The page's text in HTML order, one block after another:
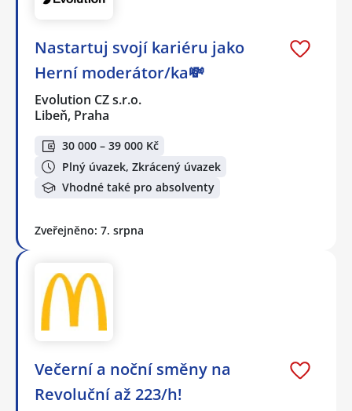
Nastartuj svojí kariéru jako
Herní moderátor/ka💸
Evolution CZ s.r.o.
Libeň, Praha
30 000 – 39 000 Kč
Plný úvazek, Zkrácený úvazek
Vhodné také pro absolventy
Zveřejněno: 7. srpna
Večerní a noční směny na
Revoluční až 223/h!